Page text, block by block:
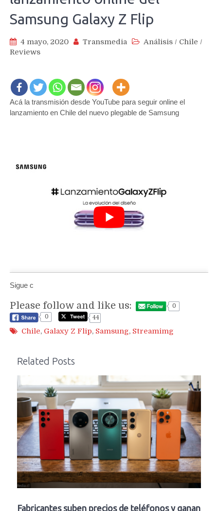
Samsung Galaxy Z Flip
4 mayo, 2020 Transmedia Análisis / Chile /
Reviews
Acá la transmisión desde YouTube para seguir online el
lanzamiento en Chile del nuevo plegable de Samsung
Sigue c
Please follow and like us:
0
0
44
Chile, Galaxy Z Flip, Samsung, Streamimg
Related Posts
Fabricantes suben precios de teléfonos y ganan